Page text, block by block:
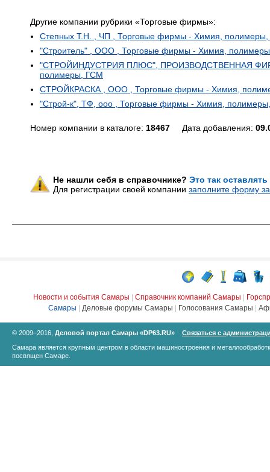
Другие компании рубрики «Торговые фирмы»:
Степных Т.Н. , ЧП , Торговые фирмы - Химия,
"Строитель" , ООО , Торговые фирмы - Химия,
"СТРОЙИНДУСТРИЯ ПЛЮС", ПРОИЗВОДСТВЕННАЯ
полимеры, ГСМ
СТРОЙКРАСКА , ООО , Торговые фирмы - Химия,
"Строй-к", ТФ, оoo , Торговые фирмы - Химия,
Номер компании в каталоге: 18467 Дата добавления:
Не нашли себя в справочнике? Это так
Для регистрации своей компании заполните форму
Новости и события Самары Справочник компаний Самары
Самары
Деловые форумы Самары Голосования Самары
© 2009–2016, Деловой портал Самары «DP63.RU»
Связаться с
Самара является крупным центром в области машиностроения и
посвящен Самаре.